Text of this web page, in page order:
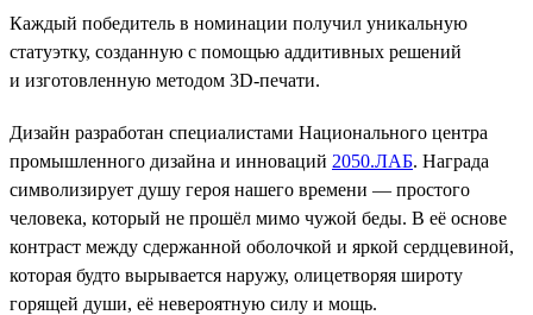
Каждый победитель в номинации получил уникальную
статуэтку, созданную с помощью аддитивных решений
и изготовленную методом 3D-печати.
Дизайн разработан специалистами Национального центра
промышленного дизайна и инноваций 2050.ЛАБ. Награда
символизирует душу героя нашего времени — простого
человека, который не прошёл мимо чужой беды. В её основе
контраст между сдержанной оболочкой и яркой сердцевиной,
которая будто вырывается наружу, олицетворяя широту
горящей души, её невероятную силу и мощь.